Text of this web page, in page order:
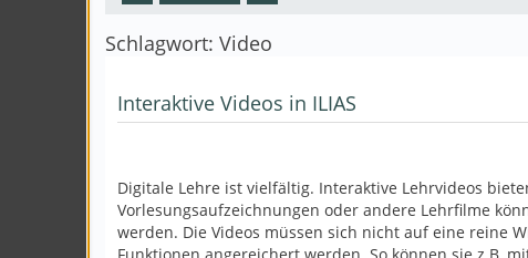
Schlagwort: Video
Interaktive Videos in ILIAS
Digitale Lehre ist vielfältig. Interaktive Lehrvideos
Vorlesungsaufzeichnungen oder andere Lehrfilme
werden. Die Videos müssen sich nicht auf eine reine